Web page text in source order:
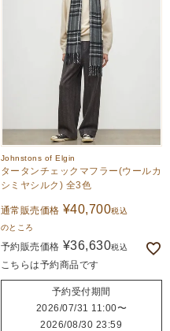
Johnstons of Elgin
タータンチェックマフラー(ウールカ
シミヤシルク) 全3色
通常販売価格 ¥40,700税込
のところ
予約販売価格 ¥36,630税込
こちらは予約商品です
予約受付期間
2026/07/31 11:00〜
2026/08/30 23:59